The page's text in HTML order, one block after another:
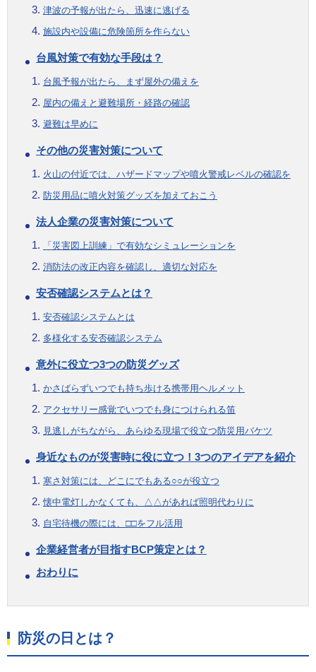
津波の予報が出たら、迅速に逃げる
施設内や設備に危険箇所を作らない
台風対策で有効な手段は？
台風予報が出たら、まず屋外の備えを
屋内の備えと避難場所・経路の確認
避難は早めに
その他の災害対策について
火山の付近では、ハザードマップや噴火警戒レベルの確認を
防災用品に噴火対策グッズを加えておこう
法人企業の災害対策について
「災害図上訓練」で有効なシミュレーションを
消防法の改正内容を確認し、適切な対応を
安否確認システムとは？
安否確認システムとは
多様化する安否確認システム
意外に役立つ3つの防災グッズ
かさばらずいつでも持ち歩ける携帯用ヘルメット
アクセサリー感覚でいつでも身につけられる笛
見逃しがちながら、あらゆる現場で役立つ防災用バケツ
身近なものが災害時に役に立つ！3つのアイデアを紹介
寒さ対策には、どこにでもある○○が役立つ
懐中電灯しかなくても、△△があれば照明代わりに
自宅待機の際には、□□をフル活用
企業経営者が目指すBCP策定とは？
おわりに
防災の日とは？